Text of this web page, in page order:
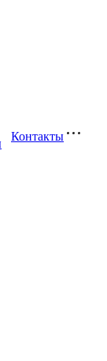
Контакты